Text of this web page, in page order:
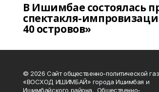
В Ишимбае состоялась
спектакля-
40 островов»
© 2026 Сайт общественно-политической
«ВОСХОД ИШИМБАЙ» города Ишимбая и
Ишимбайского района. Общественно-